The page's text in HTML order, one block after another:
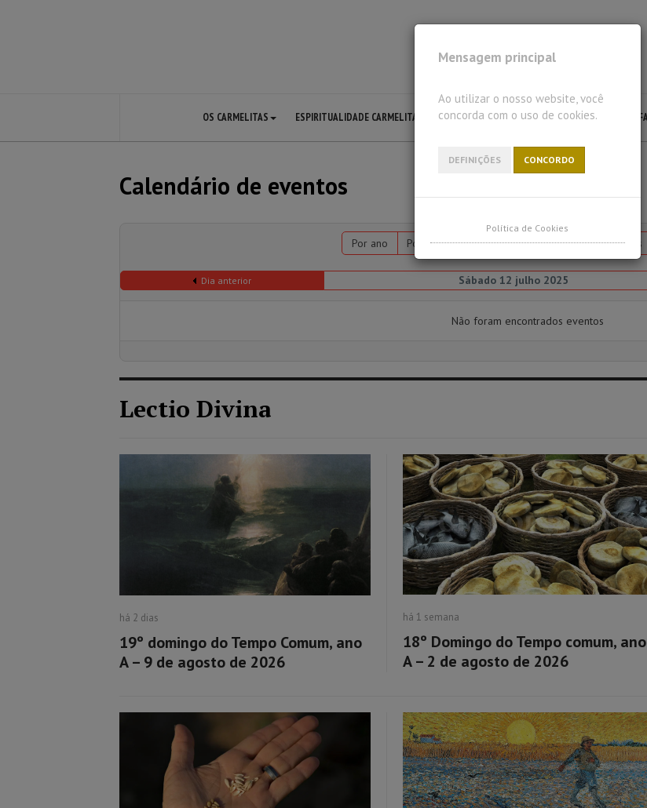
OS CARMELITAS ESPIRITUALIDADE CARMELITA LECTIO DIVINA LITURGIA CARMELITA
Calendário de eventos
Por ano Por mês Por semana Hoje Ir para o mês
Dia anterior Sábado 12 julho 2025
Não foram encontrados eventos
Lectio Divina
há 2 dias
19º domingo do Tempo Comum, ano
A – 9 de agosto de 2026
há 1 semana
18º Domingo do Tempo comum, ano
A – 2 de agosto de 2026
Mensagem principal
Ao utilizar o nosso website, você
concorda com o uso de cookies.
DEFINIÇÕES CONCORDO
Política de Cookies